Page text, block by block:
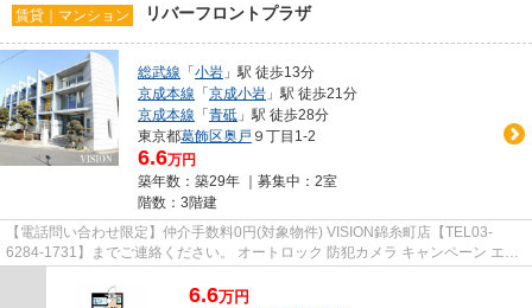
賃貸｜マンション リバーフロントプラザ
総武線 「小岩 」駅 徒歩13分
京成本線 「京成小岩 」駅 徒歩21分
京成本線 「青砥 」駅 徒歩28分
東京都葛飾区奥戸 ９丁目1-2
6.6万円
築年数：築29年 ｜募集中： 2室
階数：3階建
【電話問い合わせ限定】仲介手数料0円(対象物件) VISION錦糸町店【TEL03-
6284-1731】までご連絡ください。 オートロック 防犯カメラ キャンペーン エア
コン 温水洗浄便座
6.6万円